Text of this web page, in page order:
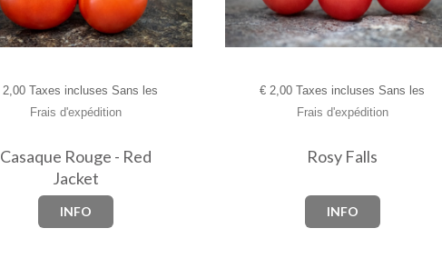
2,00 Taxes incluses Sans les
Frais d'expédition
Casaque Rouge - Red
Jacket
INFO
€ 2,00 Taxes incluses Sans les
Frais d'expédition
Rosy Falls
INFO